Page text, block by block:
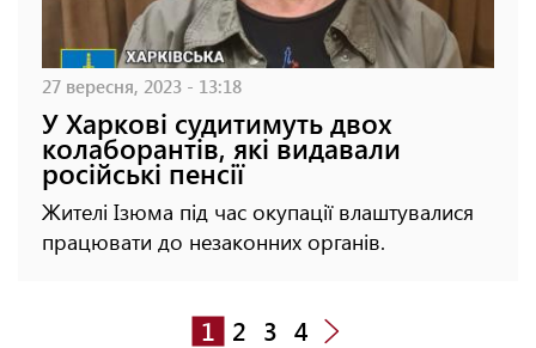
27 вересня, 2023 - 13:18
У Харкові судитимуть двох
колаборантів, які видавали
російські пенсії
Жителі Ізюма під час окупації влаштувалися
працювати до незаконних органів.
1 2 3 4